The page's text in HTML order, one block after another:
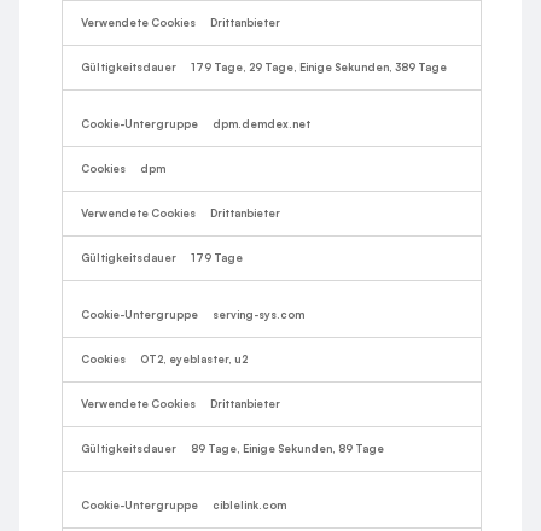
Drittanbieter
179 Tage, 29 Tage, Einige Sekunden, 389 Tage
dpm.demdex.net
dpm
Drittanbieter
179 Tage
serving-sys.com
OT2, eyeblaster, u2
Drittanbieter
89 Tage, Einige Sekunden, 89 Tage
ciblelink.com